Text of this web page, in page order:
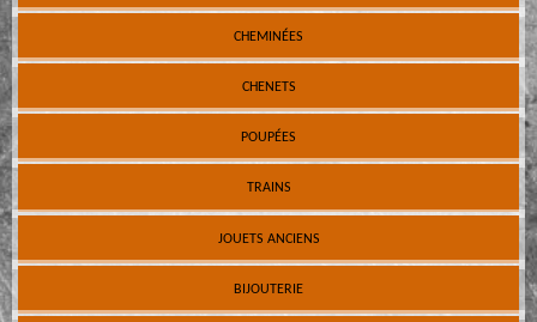
CHEMINÉES
CHENETS
POUPÉES
TRAINS
JOUETS ANCIENS
BIJOUTERIE